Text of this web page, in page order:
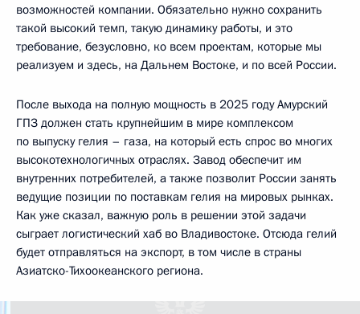
возможностей компании. Обязательно нужно сохранить
такой высокий темп, такую динамику работы, и это
требование, безусловно, ко всем проектам, которые мы
реализуем и здесь, на Дальнем Востоке, и по всей России.
После выхода на полную мощность в 2025 году Амурский
ГПЗ должен стать крупнейшим в мире комплексом
по выпуску гелия – газа, на который есть спрос во многих
высокотехнологичных отраслях. Завод обеспечит им
внутренних потребителей, а также позволит России занять
ведущие позиции по поставкам гелия на мировых рынках.
Как уже сказал, важную роль в решении этой задачи
сыграет логистический хаб во Владивостоке. Отсюда гелий
будет отправляться на экспорт, в том числе в страны
Азиатско-Тихоокеанского региона.